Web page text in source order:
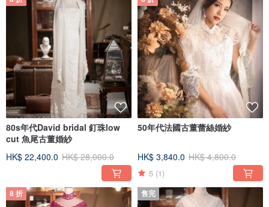
80s年代David bridal 釘珠low
cut 魚尾古董婚紗
HK$ 22,400.0 HK$ 28,000.0
50年代法國古董蕾絲婚紗
HK$ 3,840.0 HK$ 4,800.0
5 (1)
8 折 售完